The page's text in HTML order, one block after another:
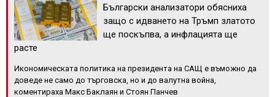
Български анализатори обясниха
защо с идването на Тръмп златото
ще поскъпва, а инфлацията ще
расте
Икономическата политика на президента на САЩ е въможно да
доведе не само до търговска, но и до валутна война,
коментираха Макс Баклаян и Стоян Панчев